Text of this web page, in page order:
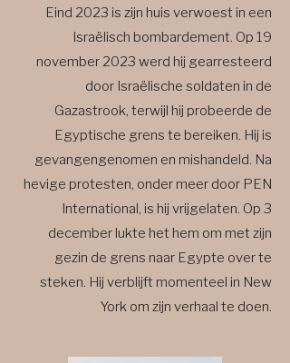
Eind 2023 is zijn huis verwoest in een
Israëlisch bombardement. Op 19
november 2023 werd hij gearresteerd
door Israëlische soldaten in de
Gazastrook, terwijl hij probeerde de
Egyptische grens te bereiken. Hij is
gevangengenomen en mishandeld. Na
hevige protesten, onder meer door PEN
International, is hij vrijgelaten. Op 3
december lukte het hem om met zijn
gezin de grens naar Egypte over te
steken. Hij verblijft momenteel in New
York om zijn verhaal te doen.